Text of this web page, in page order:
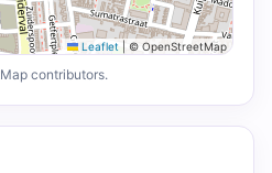
Leaflet © OpenStreetMap
contributors.